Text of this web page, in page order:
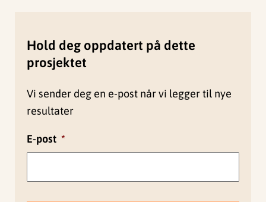
Hold deg oppdatert på dette
prosjektet
Vi sender deg en e-post når vi legger til nye
resultater
E-post *